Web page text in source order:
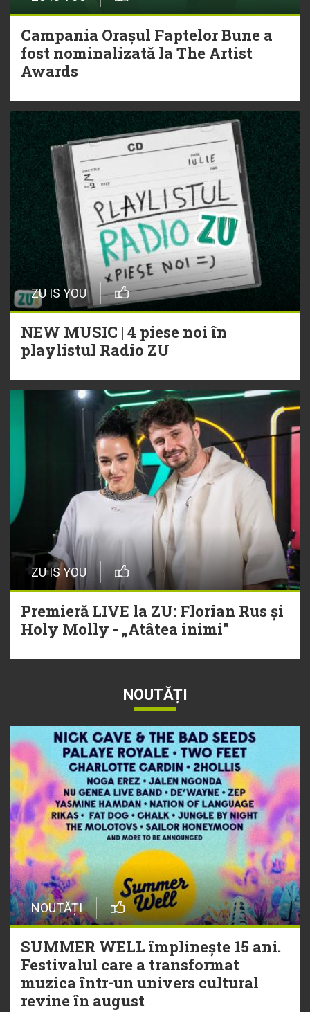
Campania Orașul Faptelor Bune a
fost nominalizată la The Artist
Awards
ZU IS YOU
NEW MUSIC | 4 piese noi în
playlistul Radio ZU
ZU IS YOU
Premieră LIVE la ZU: Florian Rus și
Holy Molly - „Atâtea inimi”
NOUTĂȚI
NOUTĂȚI
SUMMER WELL împlinește 15 ani.
Festivalul care a transformat
muzica într-un univers cultural
revine în august